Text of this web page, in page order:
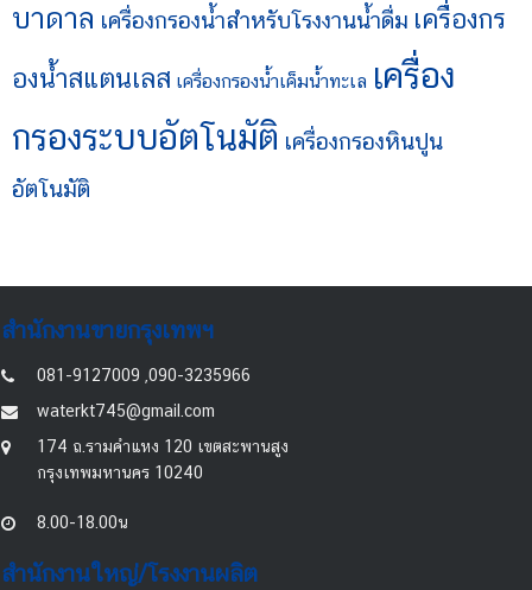
บาดาล เครื่องกรองน้ำสำหรับโรงงานน้ำดื่ม เครื่องกร
องน้ำสแตนเลส เครื่องกรองน้ำเค็มน้ำทะเล เครื่อง
กรองระบบอัตโนมัติ เครื่องกรองหินปูน
อัตโนมัติ
สำนักงานขายกรุงเทพฯ
081-9127009 ,090-3235966
waterkt745@gmail.com
174 ถ.รามคำแหง 120 เขตสะพานสูง
กรุงเทพมหานคร 10240
8.00-18.00น
สำนักงานใหญ่/โรงงานผลิต